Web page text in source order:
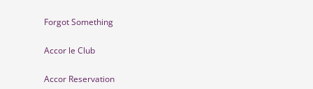
Forgot Something
Accor le Club
Accor Reservation